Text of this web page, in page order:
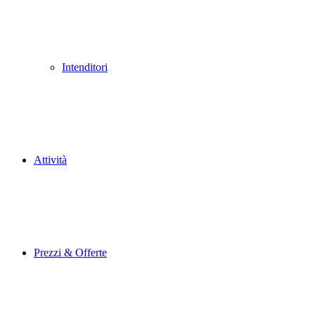
Intenditori
Attività
Prezzi & Offerte